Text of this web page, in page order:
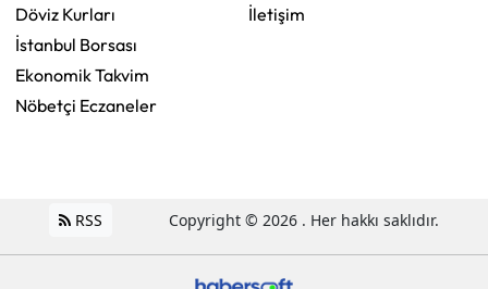
Döviz Kurları
İstanbul Borsası
Ekonomik Takvim
Nöbetçi Eczaneler
İletişim
RSS Copyright © 2026 . Her hakkı saklıdır.